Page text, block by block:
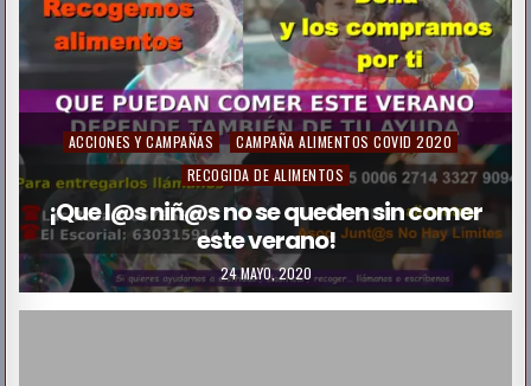
P
s
t
e
d
ACCIONES Y CAMPAÑAS
CAMPAÑA ALIMENTOS COVID 2020
RECOGIDA DE ALIMENTOS
¡Que l@s niñ@s no se queden sin comer
este verano!
24 MAYO, 2020